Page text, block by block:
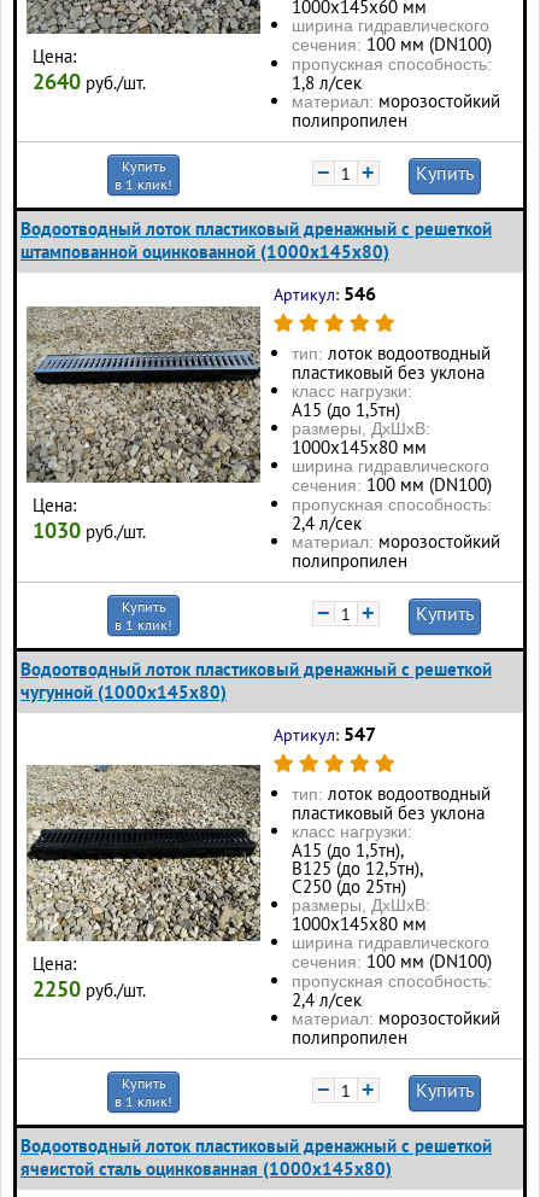
Цена:
2640 руб./шт.
1000х145х60 мм
ширина гидравлического
сечения: 100 мм (DN100)
пропускная способность:
1,8 л/сек
материал: морозостойкий
полипропилен
Купить
в 1 клик!
− + Купить
Водоотводный лоток пластиковый дренажный с решеткой
штампованной оцинкованной (1000x145x80)
Цена:
1030 руб./шт.
Артикул: 546
тип: лоток водоотводный
пластиковый без уклона
класс нагрузки:
А15 (до 1,5тн)
размеры, ДхШхВ:
1000х145х80 мм
ширина гидравлического
сечения: 100 мм (DN100)
пропускная способность:
2,4 л/сек
материал: морозостойкий
полипропилен
Купить
в 1 клик!
− + Купить
Водоотводный лоток пластиковый дренажный с решеткой
чугунной (1000x145x80)
Цена:
2250 руб./шт.
Артикул: 547
тип: лоток водоотводный
пластиковый без уклона
класс нагрузки:
А15 (до 1,5тн),
В125 (до 12,5тн),
С250 (до 25тн)
размеры, ДхШхВ:
1000х145х80 мм
ширина гидравлического
сечения: 100 мм (DN100)
пропускная способность:
2,4 л/сек
материал: морозостойкий
полипропилен
Купить
в 1 клик!
− + Купить
Водоотводный лоток пластиковый дренажный с решеткой
ячеистой сталь оцинкованная (1000x145x80)